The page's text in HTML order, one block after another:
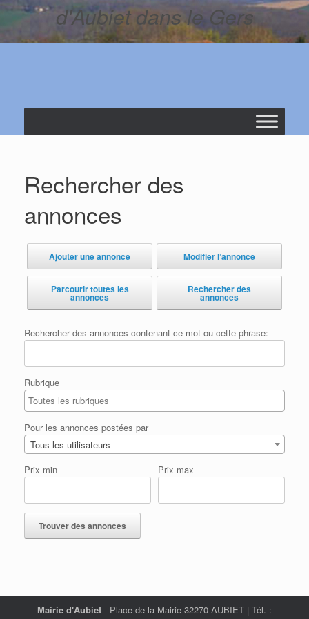
d'Aubiet dans le Gers
Rechercher des
annonces
Ajouter une annonce Modifier l’annonce
Parcourir toutes les
annonces
Rechercher des
annonces
Rechercher des annonces contenant ce mot ou cette phrase:
Rubrique
Pour les annonces postées par
Tous les utilisateurs
Prix min
Prix max
Mairie d'Aubiet - Place de la Mairie 32270 AUBIET | Tél. :